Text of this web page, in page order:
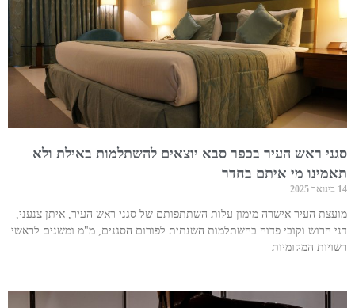
סגני ראש העיר בכפר סבא יוצאים להשתלמות באילת ולא
תאמינו מי איתם בחדר
14 בינואר 2025
מועצת העיר אישרה מימון עלות השתתפותם של סגני ראש העיר, איתן צנעני,
דני הרוש וקובי פדוה בהשתלמות השנתית לפורום הסגנים, מ"מ ומשנים לראשי
רשויות המקומיות